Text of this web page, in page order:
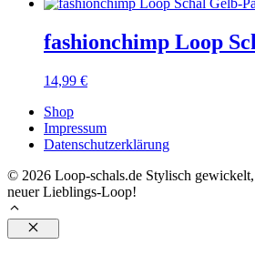
fashionchimp Loop
14,99 €
Shop
Impressum
Datenschutzerklärung
© 2026 Loop-schals.de Stylisch
neuer Lieblings-Loop!
Schließen